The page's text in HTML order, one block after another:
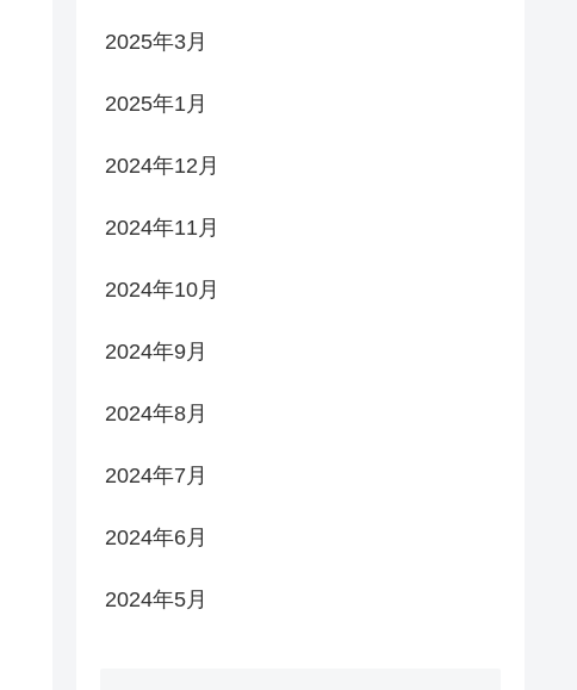
2025年3月
2025年1月
2024年12月
2024年11月
2024年10月
2024年9月
2024年8月
2024年7月
2024年6月
2024年5月